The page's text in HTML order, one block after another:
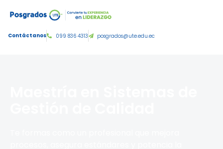
Contáctanos 099 836 4313 posgrados@ute.edu.ec
Tercer nivel de grado: